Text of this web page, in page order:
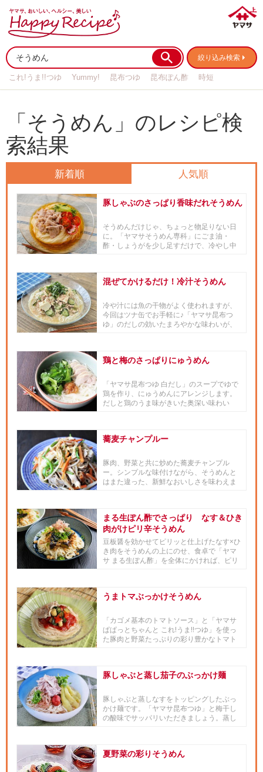
絞り込み検索
これ!うま!!つゆ Yummy! 昆布つゆ 昆布ぽん酢
時短
「そうめん」のレシピ検
索結果
新着順 人気順
豚しゃぶのさっぱり香味だれそうめん
そうめんだけじゃ、ちょっと物足りない日
に。「ヤマサそうめん専科」にごま油・
酢・しょうがを少し足すだけで、冷やし中
混ぜてかけるだけ！冷汁そうめん
冷や汁には魚の干物がよく使われますが、
今回はツナ缶でお手軽に♪「ヤマサ昆布つ
ゆ」のだしの効いたまろやかな味わいが、
鶏と梅のさっぱりにゅうめん
「ヤマサ昆布つゆ 白だし」のスープでゆで
鶏を作り、にゅうめんにアレンジします。
だしと鶏のうま味がきいた奥深い味わい
蕎麦チャンプルー
豚肉、野菜と共に炒めた蕎麦チャンプル
ー。シンプルな味付けながら、そうめんと
はまた違った、新鮮なおいしさを味わえま
まる生ぽん酢でさっぱり なす＆ひき
肉がけピリ辛そうめん
豆板醤を効かせてピリッと仕上げたなす×ひ
き肉をそうめんの上にのせ、食卓で「ヤマ
サ まる生ぽん酢」を全体にかければ、ピリ
うまトマぶっかけそうめん
「カゴメ基本のトマトソース」と「ヤマサ
ぱぱっとちゃんと これ!うま!!つゆ」を使っ
た豚肉と野菜たっぷりの彩り豊かなトマト
豚しゃぶと蒸し茄子のぶっかけ麺
豚しゃぶと蒸しなすをトッピングしたぶっ
かけ麺です。「ヤマサ昆布つゆ」と梅干し
の酸味でサッパリいただきましょう。蒸し
夏野菜の彩りそうめん